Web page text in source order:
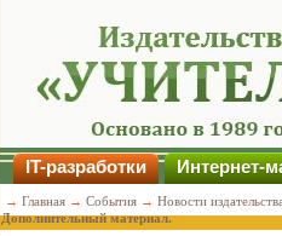
IT-разработки Интернет-
→ Главная → События → Новости
Дополнительный материал.